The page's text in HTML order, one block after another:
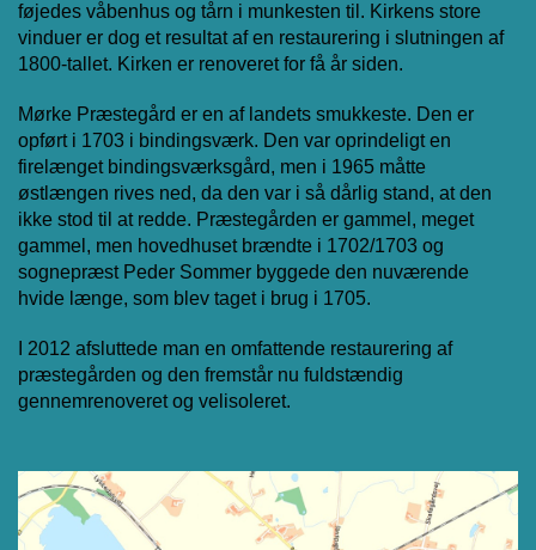
føjedes våbenhus og tårn i munkesten til. Kirkens store
vinduer er dog et resultat af en restaurering i slutningen af
1800-tallet. Kirken er renoveret for få år siden.
Mørke Præstegård er en af landets smukkeste. Den er
opført i 1703 i bindingsværk. Den var oprindeligt en
firelænget bindingsværksgård, men i 1965 måtte
østlængen rives ned, da den var i så dårlig stand, at den
ikke stod til at redde. Præstegården er gammel, meget
gammel, men hovedhuset brændte i 1702/1703 og
sognepræst Peder Sommer byggede den nuværende
hvide længe, som blev taget i brug i 1705.
I 2012 afsluttede man en omfattende restaurering af
præstegården og den fremstår nu fuldstændig
gennemrenoveret og velisoleret.